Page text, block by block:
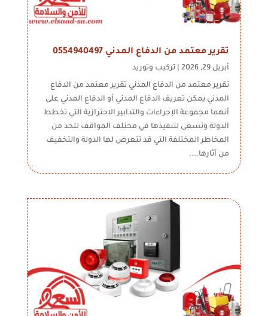
تقرير معتمد من الدفاع المدني 0554940497
أبريل 29, 2026 | تركيب وتوريد
تقرير معتمد من الدفاع المدني تقرير معتمد من الدفاع
المدني يمكن تعريف الدفاع المدني أو الدفاع المدني على
أنهما مجموعة الإجراءات والتدابير الاحترازية التي تخطط
الدولة وتسعى لتنفيذها في مختلف المواقف للحد من
المخاطر المختلفة التي قد تتعرض لها الدولة والتخفيف
من آثارها....